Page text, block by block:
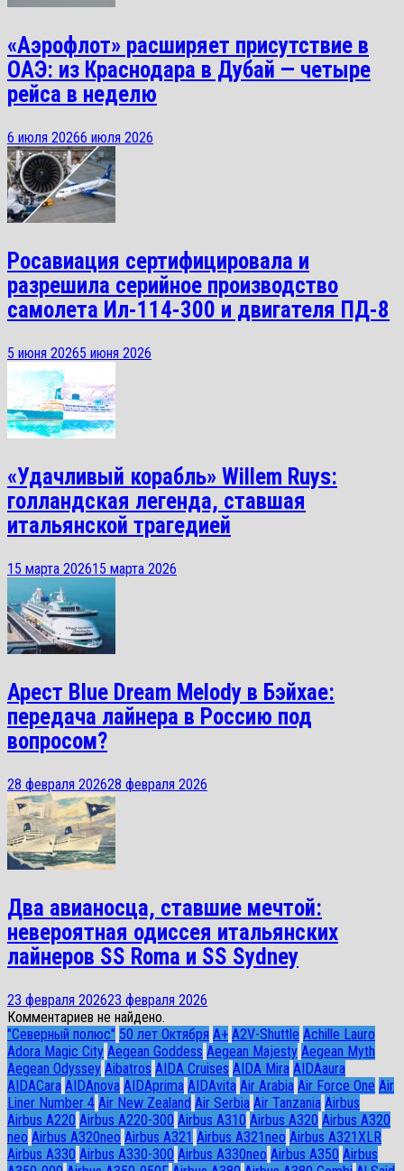
«Аэрофлот» расширяет присутствие в
ОАЭ: из Краснодара в Дубай — четыре
рейса в неделю
6 июля 20266 июля 2026
Росавиация сертифицировала и
разрешила серийное производство
самолета Ил-114-300 и двигателя ПД-8
5 июня 20265 июня 2026
«Удачливый корабль» Willem Ruys:
голландская легенда, ставшая
итальянской трагедией
15 марта 202615 марта 2026
Арест Blue Dream Melody в Бэйхае:
передача лайнера в Россию под
вопросом?
28 февраля 202628 февраля 2026
Два авианосца, ставшие мечтой:
невероятная одиссея итальянских
лайнеров SS Roma и SS Sydney
23 февраля 202623 февраля 2026
Комментариев не найдено.
"Северный полюс" 50 лет Октября A+ A2V-Shuttle Achille Lauro
Adora Magic City Aegean Goddess Aegean Majesty Aegean Myth
Aegean Odyssey Aibatros AIDA Cruises AIDA Mira AIDAaura
AIDACara AIDAnova AIDAprima AIDAvita Air Arabia Air Force One Air
Liner Number 4 Air New Zealand Air Serbia Air Tanzania Airbus
Airbus A220 Airbus A220-300 Airbus A310 Airbus A320 Airbus A320
neo Airbus A320neo Airbus A321 Airbus A321neo Airbus A321XLR
Airbus A330 Airbus A330-300 Airbus A330neo Airbus A350 Airbus